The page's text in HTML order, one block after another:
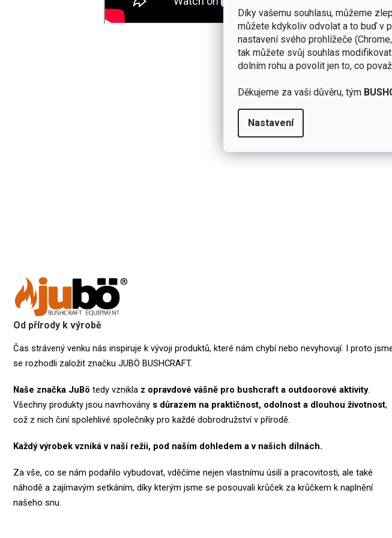
Díky vašemu souhlasu, můžeme
můžete kdykoliv odvolat a to buď v
nastavení svého prohlížeče
tak můžete svůj souhlas
dolním rohu a povolit jen to, co
Děkujeme za vaši důvěru, tým
Nastavení
Od přírody k výrobě
Čas strávený venku nás inspiruje k vývoji produktů, které nám chybí nebo nevyhovují. I proto
se rozhodli založit značku JUBÖ BUSHCRAFT.
Naše značka JuBö tedy vznikla z opravdové vášně pro bushcraft a outdoorové aktivity.
Všechny produkty jsou navrhovány s důrazem na praktičnost, odolnost a dlouhou životnost,
což z nich činí spolehlivé společníky pro každé dobrodružství v přírodě.
Každý výrobek vzniká v naší režii, pod naším dohledem a v našich dílnách.
Za vše, co se nám podařilo vybudovat, vděčíme nejen vlastnímu úsilí a pracovitosti, ale také
náhodě a zajímavým setkáním, díky kterým jsme se posouvali krůček za krůčkem k naplnění
našeho snu.